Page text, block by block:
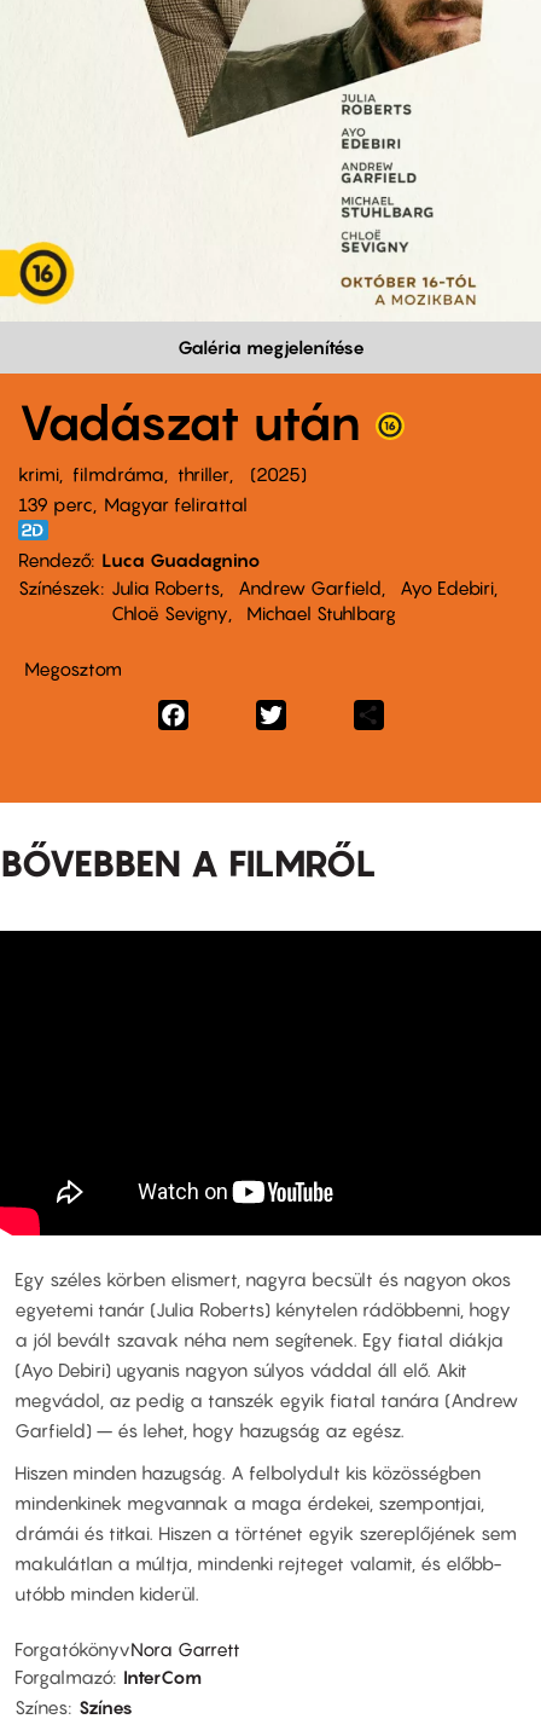
Galéria megjelenítése
Vadászat után
krimi filmdráma thriller
2025
139 perc,
Magyar felirattal
Rendező Luca Guadagnino
Színészek
Julia Roberts Andrew Garfield
Ayo Edebiri
Chloë Sevigny
Michael Stuhlbarg
Megosztom
Facebook
BŐVEBBEN A FILMRŐL
Egy széles körben elismert, nagyra becsült és nagyon okos
egyetemi tanár (Julia Roberts) kénytelen rádöbbenni, hogy
a jól bevált szavak néha nem segítenek. Egy fiatal diákja
(Ayo Debiri) ugyanis nagyon súlyos váddal áll elő. Akit
megvádol, az pedig a tanszék egyik fiatal tanára (Andrew
Garfield) – és lehet, hogy hazugság az egész.
Hiszen minden hazugság. A felbolydult kis közösségben
mindenkinek megvannak a maga érdekei, szempontjai,
drámái és titkai. Hiszen a történet egyik szereplőjének sem
makulátlan a múltja, mindenki rejteget valamit, és előbb-
utóbb minden kiderül.
ForgatókönyvNora Garrett
Forgalmazó InterCom
Színes Színes